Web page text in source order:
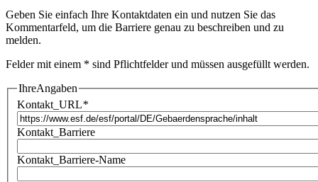
Geben Sie einfach Ihre Kontaktdaten ein und nutzen Sie das
Kommentarfeld, um die Barriere genau zu beschreiben und zu
melden.
Felder mit einem * sind Pflichtfelder und müssen ausgefüllt werden.
IhreAngaben
Kontakt_URL*
Kontakt_Barriere
Kontakt_Barriere-Name